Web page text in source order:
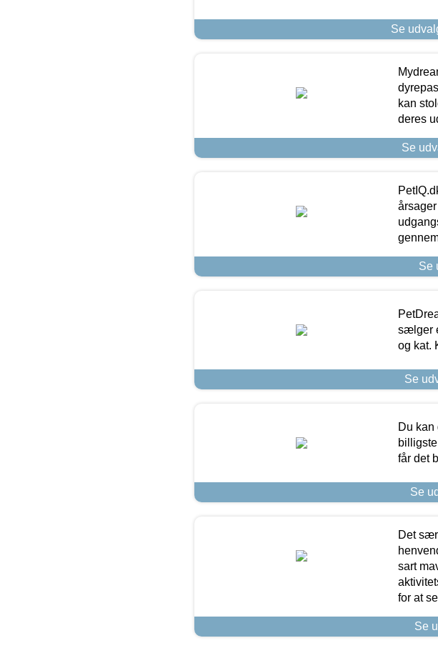
Se
kan
deres
Se
Se
sælger
og kat.
Se
Du kan
får det
Se
Det
sart
for at
Se